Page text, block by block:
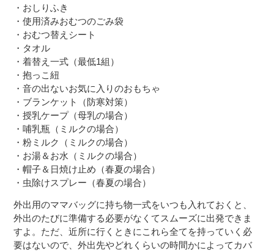
・おしりふき
・使用済みおむつのごみ袋
・おむつ替えシート
・タオル
・着替え一式（最低1組）
・抱っこ紐
・音の出ないお気に入りのおもちゃ
・ブランケット（防寒対策）
・授乳ケープ（母乳の場合）
・哺乳瓶（ミルクの場合）
・粉ミルク（ミルクの場合）
・お湯＆お水（ミルクの場合）
・帽子＆日焼け止め（春夏の場合）
・虫除けスプレー（春夏の場合）
外出用のママバッグに持ち物一式をいつも入れておくと、
外出のたびに準備する必要がなくてスムーズに出発できま
すよ。ただ、近所に行くときにこれら全てを持っていく必
要はないので、外出先やどれくらいの時間かによってカバ